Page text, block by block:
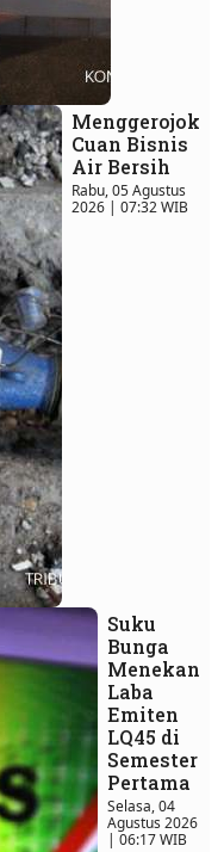
Menggerojok
Cuan Bisnis
Air Bersih
Rabu, 05 Agustus
2026 | 07:32 WIB
Suku
Bunga
Menekan
Laba
Emiten
LQ45 di
Semester
Pertama
Selasa, 04
Agustus 2026
| 06:17 WIB